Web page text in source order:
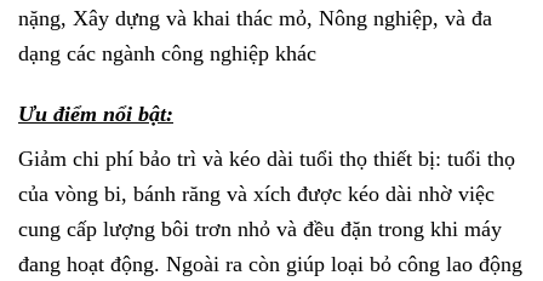
nặng, Xây dựng và khai thác mỏ, Nông nghiệp, và đa
dạng các ngành công nghiệp khác
Ưu điểm nổi bật:
Giảm chi phí bảo trì và kéo dài tuổi thọ thiết bị: tuổi thọ
của vòng bi, bánh răng và xích được kéo dài nhờ việc
cung cấp lượng bôi trơn nhỏ và đều đặn trong khi máy
đang hoạt động. Ngoài ra còn giúp loại bỏ công lao động